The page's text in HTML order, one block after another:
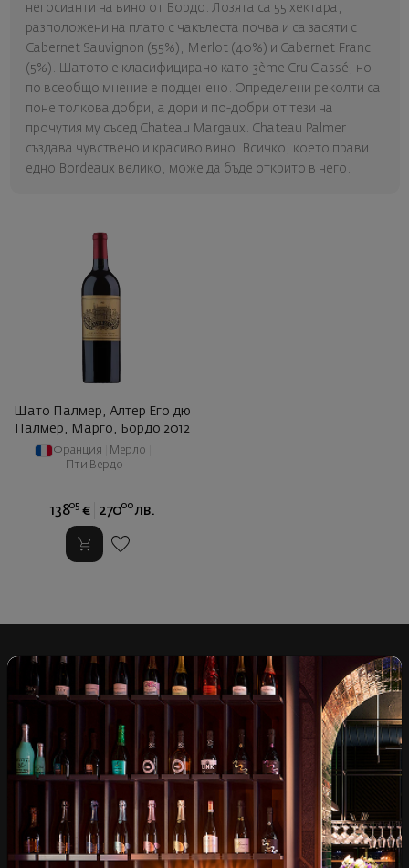
негосианти на вино от Бордо. Лозята са 55 хектара,
разположени на плато с чакълеста почва и са засяти с
Cabernet Sauvignon (55%), Merlot (40%) и Cabernet Franc
(5%). Шатото е класифицирано като 3ème Cru Classé, но
по всеобщо мнение е подценено. Определени реколти са
поне толкова добри, а дори и по-добри от тези на
прочутия му съсед Chateau Margaux. Chateau Palmer
създава чувствено и красиво вино. Всичко, което прави
едно Bordeaux велико, може да бъде открито в него.
Шато Палмер, Алтер Его дю
Палмер, Марго, Бордо 2012
Франция Мерло
Пти Вердо
13805 € 27000 лв.
Над 1300 вина от цял
свят
Физически магазини и
събития